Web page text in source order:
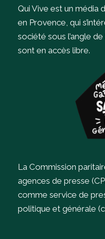
Qui Vive est un média
en Provence, qui
société sous l’angle de
sont en accès libre.
La Commission
agences de presse
comme service de
politique et générale